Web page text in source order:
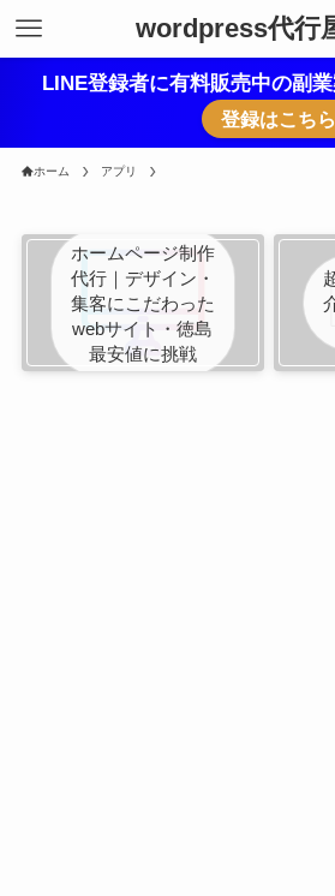
wordpress代行
LINE登録者に有料販売中の副
登録はこちら
ホーム アプリ
ホームページ制作
代行｜デザイン・
集客にこだわった
webサイト・徳島
最安値に挑戦